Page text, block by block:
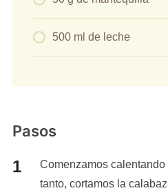
500 ml de leche
Pasos
Comenzamos
tanto, cortamos la